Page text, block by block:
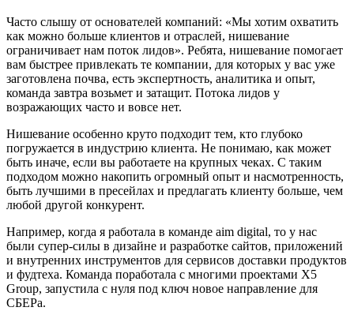
Часто слышу от основателей компаний: «Мы хотим охватить
как можно больше клиентов и отраслей, нишевание
ограничивает нам поток лидов». Ребята, нишевание помогает
вам быстрее привлекать те компании, для которых у вас уже
заготовлена почва, есть экспертность, аналитика и опыт,
команда завтра возьмет и затащит. Потока лидов у
возражающих часто и вовсе нет.
Нишевание особенно круто подходит тем, кто глубоко
погружается в индустрию клиента. Не понимаю, как может
быть иначе, если вы работаете на крупных чеках. С таким
подходом можно накопить огромный опыт и насмотренность,
быть лучшими в пресейлах и предлагать клиенту больше, чем
любой другой конкурент.
Например, когда я работала в команде aim digital, то у нас
были супер-силы в дизайне и разработке сайтов, приложений
и внутренних инструментов для сервисов доставки продуктов
и фудтеха. Команда поработала с многими проектами X5
Group, запустила с нуля под ключ новое направление для
СБЕРа.